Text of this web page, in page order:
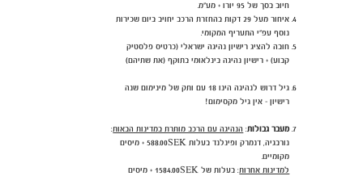
חיוב בסך של 95 יורו + מע"מ.
איחור מעל 29 דקות בהחזרת הרכב יחויב ביום שכירות
נוסף עפ"י התעריף המקומי.
חובה להציג רישיון נהיגה ישראלי (כרטיס פלסטיק
קבוע) + רישיון נהיגה בינלאומי בתוקף (את שתיהם)
גיל דרוש לנהיגה הינו 18 עם ותק של מינימום שנה
רישיון - אין גיל מקסימום!
מעבר גבולות: הנהיגה עם הרכב מותרת במדינות הבאות:
נורבגיה, דנמרק ופינלנד בעלות 588.00SEK + מיסים
מקומיים.
למדינות אחרות
: בעלות של 1584.00SEK + מיסים